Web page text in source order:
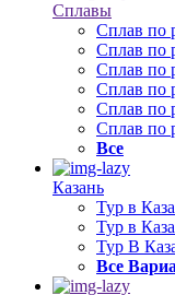
Сплавы
Сплав по
Сплав по
Сплав по
Сплав по
Сплав по
Сплав по
Все
Казань
Тур в
Тур в
Тур В
Все